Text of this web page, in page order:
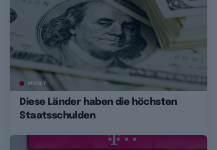
MONEY
Diese Länder haben die höchsten
Staatsschulden